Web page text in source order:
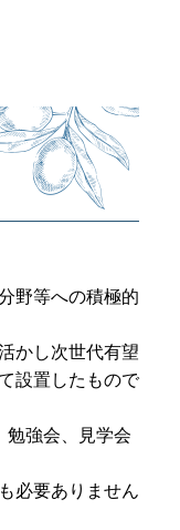
野等への積極的
かし次世代有望
設置したもので
強会、見学会
必要ありません